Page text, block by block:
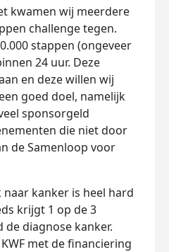
kwamen wij meerdere
challenge tegen.
stappen (ongeveer
24 uur. Deze
en deze willen wij
goed doel, namelijk
sponsorgeld
die niet door
de Samenloop voor
kanker is heel hard
krijgt 1 op de 3
de diagnose kanker.
met de financiering